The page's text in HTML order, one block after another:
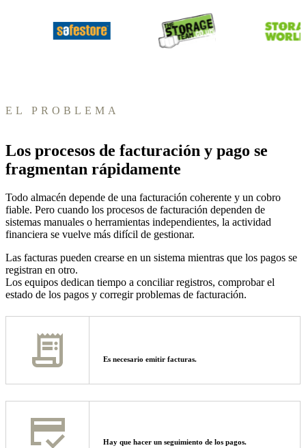
EL PROBLEMA
Los procesos de facturación y pago se
fragmentan rápidamente
Todo almacén depende de una facturación coherente y un cobro
fiable. Pero cuando los procesos de facturación dependen de
sistemas manuales o herramientas independientes, la actividad
financiera se vuelve más difícil de gestionar.
Las facturas pueden crearse en un sistema mientras que los pagos se
registran en otro.
Los equipos dedican tiempo a conciliar registros, comprobar el
estado de los pagos y corregir problemas de facturación.
Es necesario emitir facturas.
Hay que hacer un seguimiento de los pagos.